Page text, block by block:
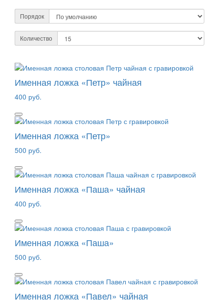
Порядок
Количество
Именная ложка «Петр» чайная
400 руб.
Именная ложка «Петр»
500 руб.
Именная ложка «Паша» чайная
400 руб.
Именная ложка «Паша»
500 руб.
Именная ложка «Павел» чайная